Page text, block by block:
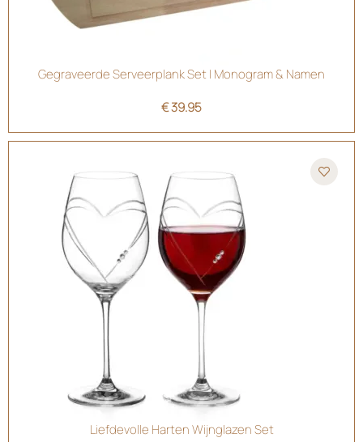
Gegraveerde Serveerplank Set | Monogram & Namen
€39.95
Liefdevolle Harten Wijnglazen Set